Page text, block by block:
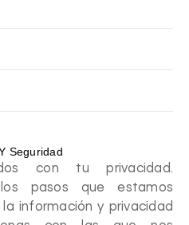
Seguridad
con tu privacidad.
pasos que estamos
información y privacidad